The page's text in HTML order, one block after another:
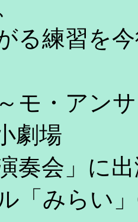
る練習を
モ・アン
劇場
奏会」に
「みらい